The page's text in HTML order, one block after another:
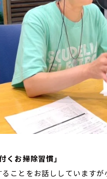
くお掃除習慣」
ことをお話ししていますが